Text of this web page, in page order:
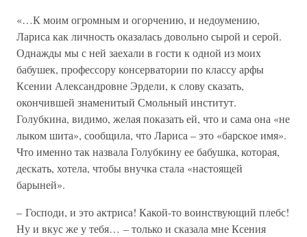
«…К моим огромным и огорчению, и недоумению,
Лариса как личность оказалась довольно сырой и серой.
Однажды мы с ней заехали в гости к одной из моих
бабушек, профессору консерватории по классу арфы
Ксении Александровне Эрдели, к слову сказать,
окончившей знаменитый Смольный институт.
Голубкина, видимо, желая показать ей, что и сама она «не
лыком шита», сообщила, что Лариса – это «барское имя».
Что именно так назвала Голубкину ее бабушка, которая,
дескать, хотела, чтобы внучка стала «настоящей
барыней».
– Господи, и это актриса! Какой-то воинствующий плебс!
Ну и вкус же у тебя… – только и сказала мне Ксения